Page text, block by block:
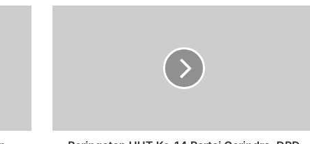
Gelorakan